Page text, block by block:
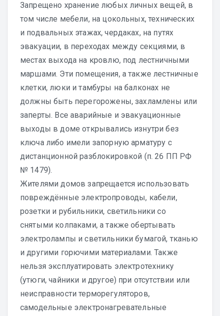
Запрещено хранение любых личных вещей, в
том числе мебели, на цокольных, технических
и подвальных этажах, чердаках, на путях
эвакуации, в переходах между секциями, в
местах выхода на кровлю, под лестничными
маршами. Эти помещения, а также лестничные
клетки, люки и тамбуры на балконах не
должны быть перегорожены, захламлены или
заперты. Все аварийные и эвакуационные
выходы в доме открывались изнутри без
ключа либо имели запорную арматуру с
дистанционной разблокировкой (п. 26 ПП РФ
№ 1479).
Жителями домов запрещается использовать
повреждённые электропроводы, кабели,
розетки и рубильники, светильники со
снятыми колпаками, а также обертывать
электролампы и светильники бумагой, тканью
и другими горючими материалами. Также
нельзя эксплуатировать электротехнику
(утюги, чайники и другое) при отсутствии или
неисправности терморегуляторов,
самодельные электронагревательные